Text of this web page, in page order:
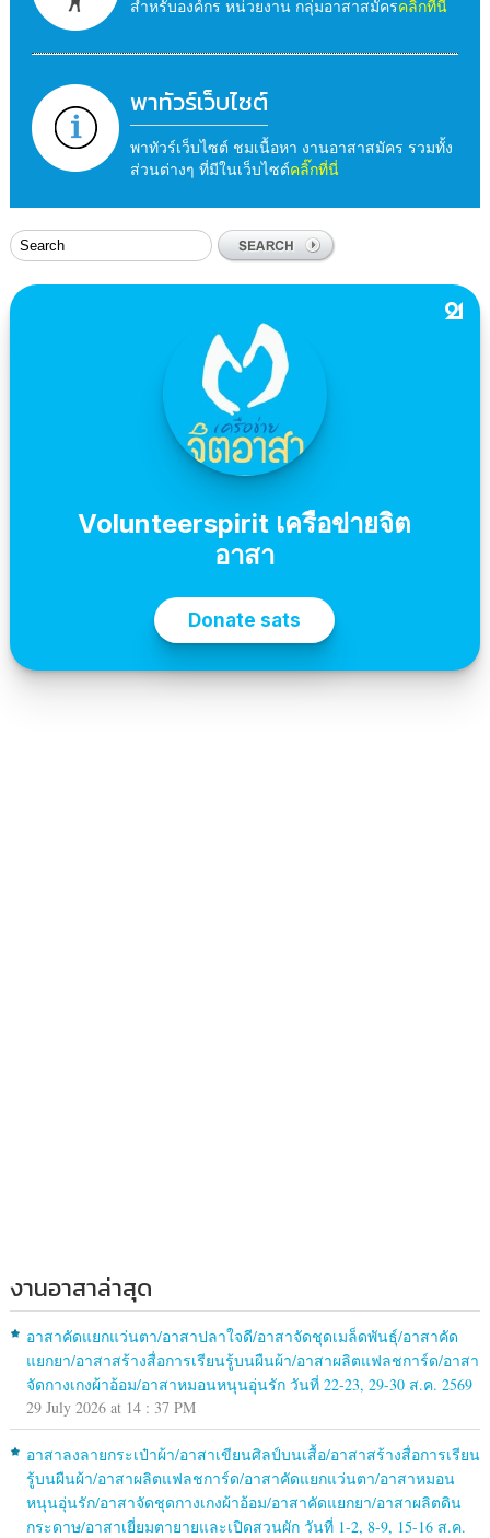
สำหรับองค์กร หน่วยงาน กลุ่มอาสาสมัครคลิ๊กที่นี่
พาทัวร์เว็บไซต์
พาทัวร์เว็บไซต์ ชมเนื้อหา งานอาสาสมัคร รวมทั้ง
ส่วนต่างๆ ที่มีในเว็บไซต์คลิ๊กที่นี่
งานอาสาล่าสุด
อาสาคัดแยกแว่นตา/อาสาปลาใจดี/อาสาจัดชุดเมล็ดพันธุ์/อาสาคัด
แยกยา/อาสาสร้างสื่อการเรียนรู้บนผืนผ้า/อาสาผลิตแฟลชการ์ด/อาสา
จัดกางเกงผ้าอ้อม/อาสาหมอนหนุนอุ่นรัก วันที่ 22-23, 29-30 ส.ค. 2569
29 July 2026 at 14 : 37 PM
อาสาลงลายกระเป๋าผ้า/อาสาเขียนศิลป์บนเสื้อ/อาสาสร้างสื่อการเรียน
รู้บนผืนผ้า/อาสาผลิตแฟลชการ์ด/อาสาคัดแยกแว่นตา/อาสาหมอน
หนุนอุ่นรัก/อาสาจัดชุดกางเกงผ้าอ้อม/อาสาคัดแยกยา/อาสาผลิตดิน
กระดาษ/อาสาเยี่ยมตายายและเปิดสวนผัก วันที่ 1-2, 8-9, 15-16 ส.ค.